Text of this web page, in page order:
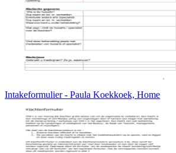
Intakeformulier - Paula Koekkoek, Home